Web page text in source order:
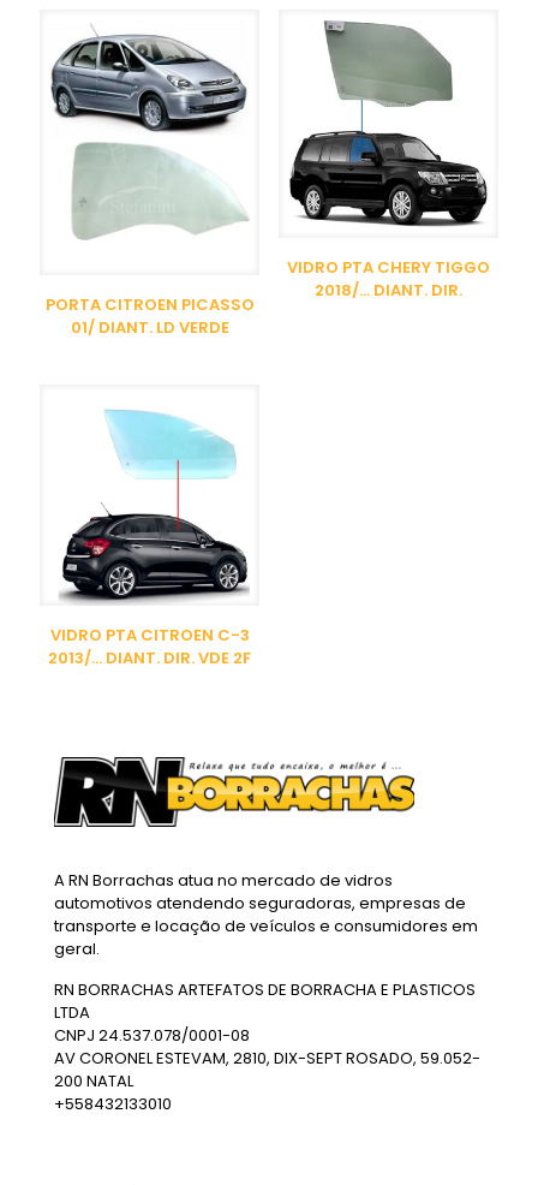
PORTA CITROEN PICASSO
01/ DIANT. LD VERDE
VIDRO PTA CHERY TIGGO
2018/… DIANT. DIR.
VIDRO PTA CITROEN C-3
2013/… DIANT. DIR. VDE 2F
A RN Borrachas atua no mercado de vidros
automotivos atendendo seguradoras, empresas de
transporte e locação de veículos e consumidores em
geral.
RN BORRACHAS ARTEFATOS DE BORRACHA E PLASTICOS
LTDA
CNPJ 24.537.078/0001-08
AV CORONEL ESTEVAM, 2810, DIX-SEPT ROSADO, 59.052-
200 NATAL
+558432133010